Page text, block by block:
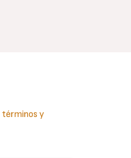
términos y